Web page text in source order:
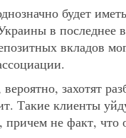
будет
в последнее
вкладов
захотят
Такие клиенты
причем не факт,